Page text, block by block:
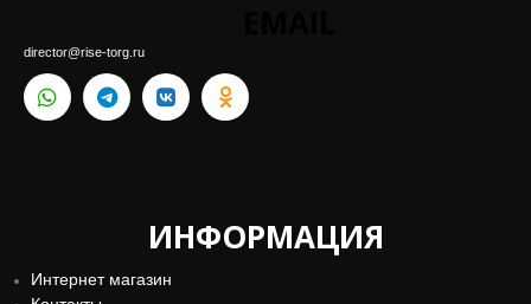
director@rise-torg.ru
ИНФОРМАЦИЯ
Интернет магазин